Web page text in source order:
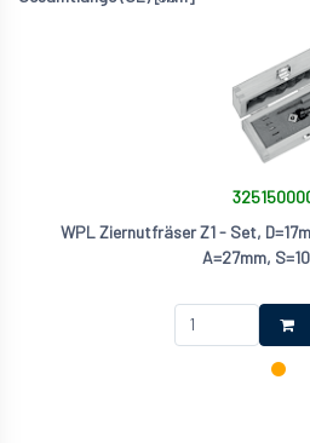
WPL Ziernutfräser Z1 - Set,
A=27mm,